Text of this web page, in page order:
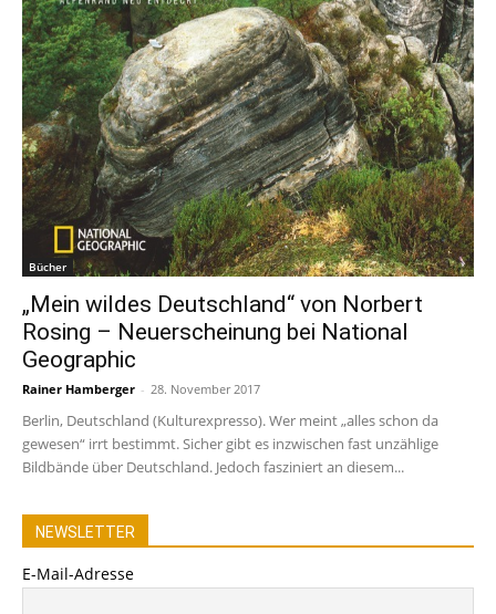
Bücher
„Mein wildes Deutschland“ von Norbert
Rosing – Neuerscheinung bei National
Geographic
Rainer Hamberger - 28. November 2017
Berlin, Deutschland (Kulturexpresso). Wer meint „alles schon da
gewesen“ irrt bestimmt. Sicher gibt es inzwischen fast unzählige
Bildbände über Deutschland. Jedoch fasziniert an diesem...
NEWSLETTER
E-Mail-Adresse